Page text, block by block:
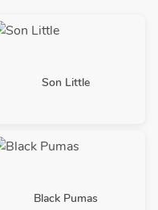
Son Little
Black Pumas